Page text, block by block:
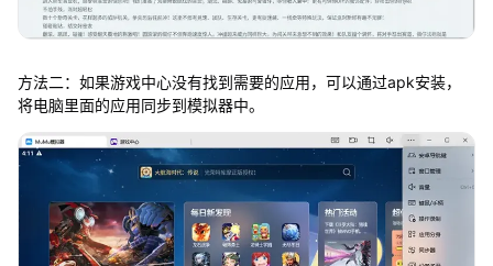
方法二：如果游戏中心没有找到需要的应用，可以通过apk安装，
将电脑里面的应用同步到模拟器中。